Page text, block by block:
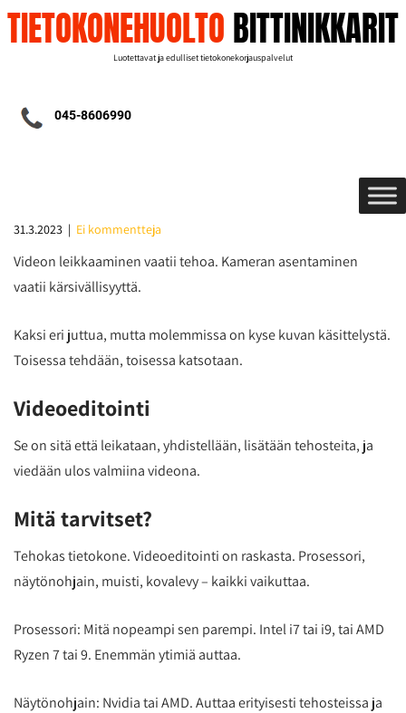
TIETOKONEHUOLTOBITTINIKKARIT
Luotettavat ja edulliset tietokonekorjauspalvelut
045-8606990
31.3.2023 | Ei kommentteja
Videon leikkaaminen vaatii tehoa. Kameran asentaminen
vaatii kärsivällisyyttä.
Kaksi eri juttua, mutta molemmissa on kyse kuvan käsittelystä.
Toisessa tehdään, toisessa katsotaan.
Videoeditointi
Se on sitä että leikataan, yhdistellään, lisätään tehosteita, ja
viedään ulos valmiina videona.
Mitä tarvitset?
Tehokas tietokone. Videoeditointi on raskasta. Prosessori,
näytönohjain, muisti, kovalevy – kaikki vaikuttaa.
Prosessori: Mitä nopeampi sen parempi. Intel i7 tai i9, tai AMD
Ryzen 7 tai 9. Enemmän ytimiä auttaa.
Näytönohjain: Nvidia tai AMD. Auttaa erityisesti tehosteissa ja